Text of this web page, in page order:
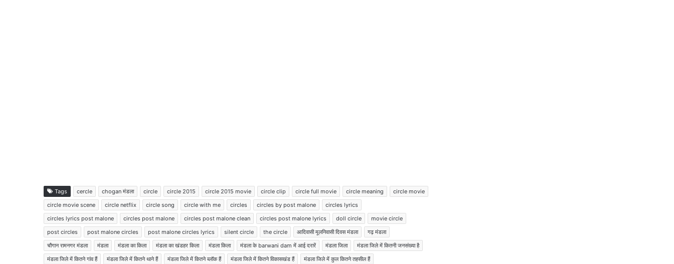
Tags cercle chogan मंडला circle circle 2015 circle 2015 movie circle clip circle full movie circle meaning
circle movie
circle movie scene
circle netflix circle song circle with me circles circles by post malone
circles lyrics
circles lyrics post malone
circles post malone circles post malone clean circles post malone lyrics doll circle
movie circle
post circles
post malone circles post malone circles lyrics silent circle the circle आदिवासी मूलनिवासी दिवस मंडला
गढ़ मंडला
चौगान रामनगर मंडला
मंडला मंडला का किला मंडला का खंडहर किला मंडला किला मंडला के barwani dam ​में आई दरारें मंडला जिला
मंडला जिले में कितनी जनसंख्या है
मंडला जिले में कितने गांव हैं
मंडला जिले में कितने थाने हैं मंडला जिले में कितने ब्लॉक हैं मंडला जिले में कितने विकासखंड हैं
मंडला जिले में कुल कितने तहसील हैं
BJP को सत्ता से हटाकर ही मरूंगी, ममता की
हुंकार, पुलिस पर TMC वर्कर्ज को धमकाने
का आरोप
बारामती उपचुनाव में रिकॉर्ड वोटों से जीतीं
सुनेत्रा पवार, 218,930 वोटों से दर्ज की भारी
जीत